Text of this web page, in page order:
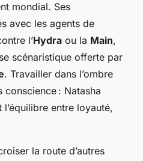
mondial. Ses
avec les agents de
l’Hydra ou la Main,
scénaristique offerte par
. Travailler dans l’ombre
conscience : Natasha
entre loyauté,
la route d’autres